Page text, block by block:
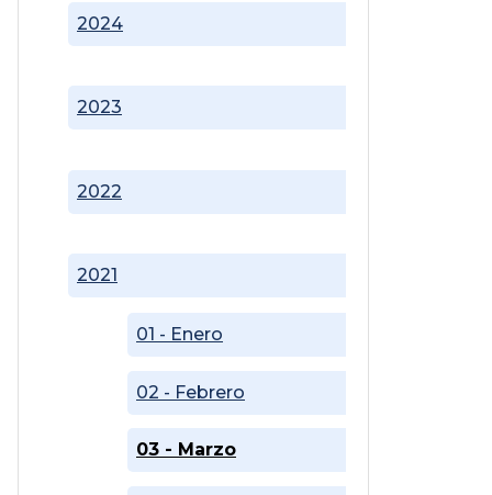
2021
01 - Enero
02 - Febrero
03 - Marzo
2022
2023
2024